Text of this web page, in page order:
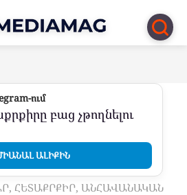
ում
բաց չթողնելու
ԱԼԻՔԻՆ
ՀԵՏԱՔՐՔԻՐ, ԱՆՀԱՎԱՆԱԿԱՆ